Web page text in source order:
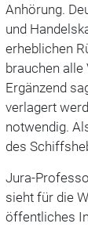
Anhörung.
und
erheblichen
brauchen alle
Ergänzend
verlagert
notwendig.
des
Jura-
sieht für die
öffentliches